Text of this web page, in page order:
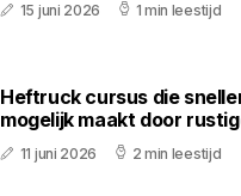
15 juni 2026 1 min leestijd
Heftruck cursus die
mogelijk maakt door
11 juni 2026 2 min leestijd